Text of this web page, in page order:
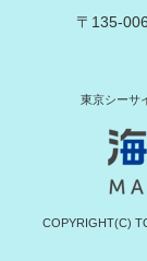
〒135-
東京シーサ
COPYRIGHT(C)